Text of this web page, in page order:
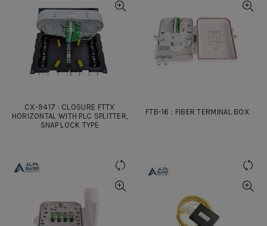
CX-9417 : CLOSURE FTTX
HORIZONTAL WITH PLC SPLITTER,
SNAP LOCK TYPE
FTB-16 : FIBER TERMINAL BOX